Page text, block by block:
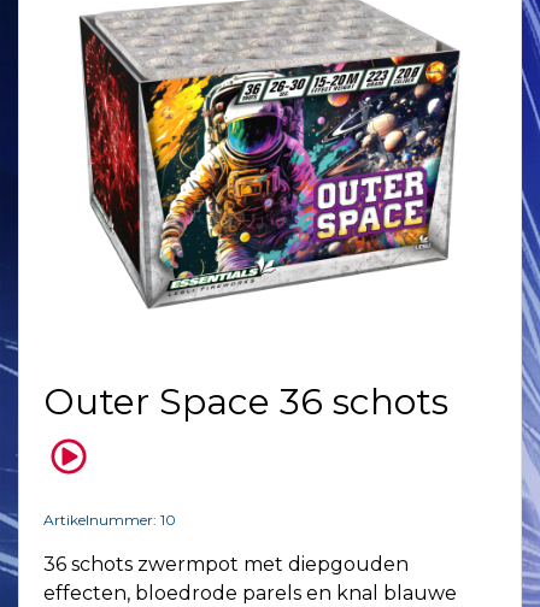
Outer Space 36 schots
Artikelnummer: 10
36 schots zwermpot met diepgouden
effecten, bloedrode parels en knal blauwe